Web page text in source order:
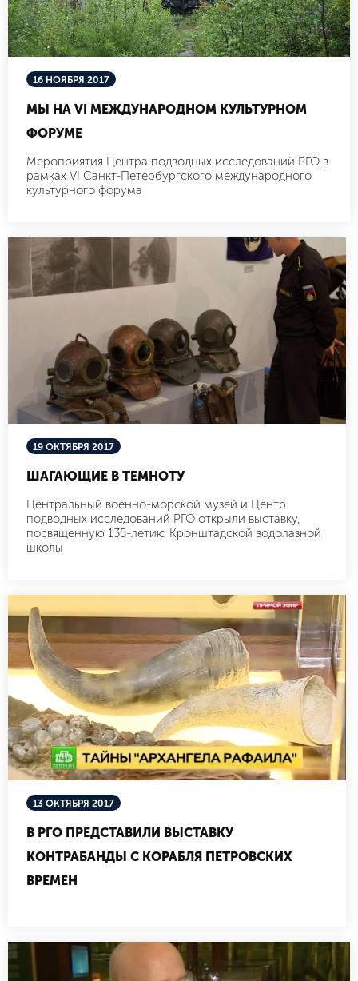
16 НОЯБРЯ 2017
МЫ НА VI МЕЖДУНАРОДНОМ КУЛЬТУРНОМ
ФОРУМЕ
Мероприятия Центра подводных исследований РГО в
рамках VI Санкт-Петербургского международного
культурного форума
19 ОКТЯБРЯ 2017
ШАГАЮЩИЕ В ТЕМНОТУ
Центральный военно-морской музей и Центр
подводных исследований РГО открыли выставку,
посвященную 135-летию Кронштадской водолазной
школы
13 ОКТЯБРЯ 2017
В РГО ПРЕДСТАВИЛИ ВЫСТАВКУ
КОНТРАБАНДЫ С КОРАБЛЯ ПЕТРОВСКИХ
ВРЕМЕН